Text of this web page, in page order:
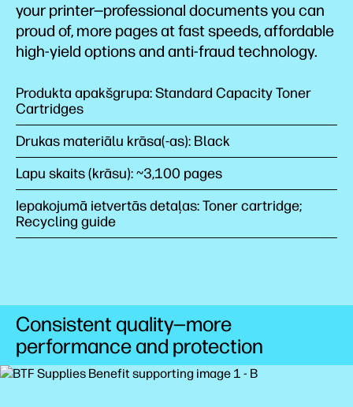
your printer—professional documents you can
proud of, more pages at fastspeeds,affordable
high-yield optionsand anti-fraud technology.
Produkta apakšgrupa: Standard Capacity Toner
Cartridges
Drukas materiālu krāsa(-as): Black
Lapu skaits (krāsu): ~3,100 pages
Iepakojumā ietvertās detaļas: Toner cartridge;
Recycling guide
Consistent quality—more
performance and protection